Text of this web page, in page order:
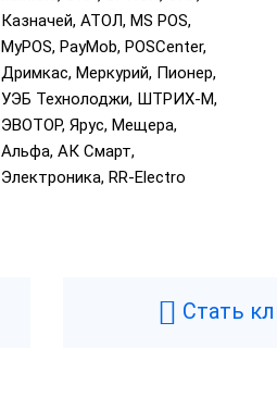
Казначей, АТОЛ, MS POS,
MyPOS, PayMob, POSCenter,
Дримкас, Меркурий, Пионер,
УЭБ Технолоджи, ШТРИХ-М,
ЭВОТОР, Ярус, Мещера,
Альфа, АК Смарт,
Электроника, RR-Electro
Стать